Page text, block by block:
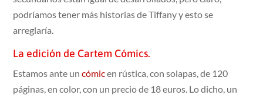
podríamos tener más historias de Tiffany y esto se
arreglaría.
La edición de Cartem Cómics.
Estamos ante uncómicen rústica, con solapas, de 120
páginas, en color, con un precio de 18 euros. Lo dicho, un